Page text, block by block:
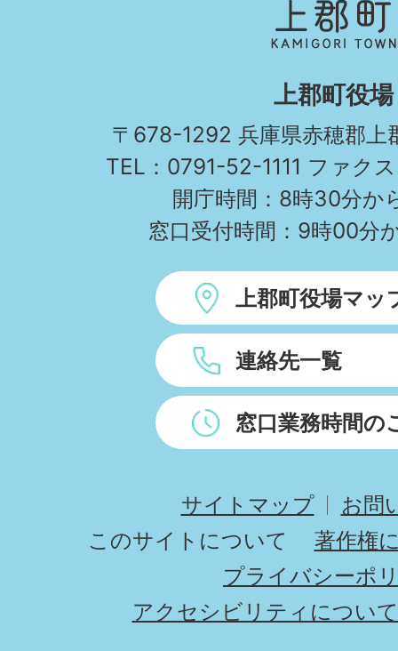
郡
町
KAMIGORI
TOWN
上郡町役場
〒678-1292 兵庫県赤穂郡上
TEL：0791-52-1111 ファク
開庁時間：8時30分か
窓口受付時間：9時00分
上郡町役場マッ
連絡先一覧
窓口業務時間の
サイトマップ
お問
このサイトについて
著作権
プライバシーポ
アクセシビリティについて